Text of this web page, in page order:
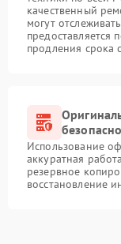
качественный
могут
предоставляется
продления срока
Использование
аккуратная
резервное
восстановление